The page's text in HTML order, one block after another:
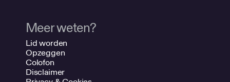
Meer weten?
Lid worden
Opzeggen
Colofon
Disclaimer